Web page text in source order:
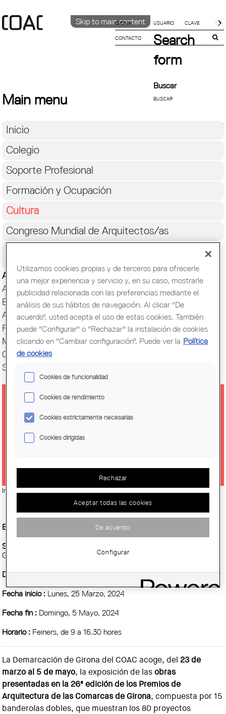
Skip to main content
IDIOMA
CATALÀ
CONTACTO
Search
form
Buscar
Main menu
Inicio
Colegio
Soporte Profesional
Formación y Ocupación
Cultura
Congreso Mundial de Arquitectos/as
Actualidad
Actos y Exposiciones
Biblioteca
Archivo histórico
Publicaciones
Muestras de Arquitectura
Oficina del Paisaje
Setmana Arquitectura
EXPOSICIÓN 'OBRAS
PRESENTADAS EN LOS PREMIOS
DE ARQUITECTURA DE LES
Imatge:© Col·legi d'Arquitectes de Catalunya (COAC)
Entidad Organizadora :
COAC
Sitio :
Girona del COAC. Pl. Catedral, 8. Girona
Demarcación :Girona
Fecha inicio : Lunes, 25 Marzo, 2024
Fecha fin : Domingo, 5 Mayo, 2024
Horario : Feiners, de 9 a 16.30 hores
La Demarcación de Girona del COAC acoge, del 23 de
marzo al 5 de mayo, la exposición de lasobras
presentadas en la 26ª edición de los Premios de
Arquitectura de las Comarcas de Girona, compuesta por 15
banderolas dobles, que muestran los 80 proyectos
Utilizamos cookies propias y de terceros para ofrecerle
una mejor experiencia y servicio y, en su caso, mostrarle
publicidad relacionada con las preferencias mediante el
análisis de sus hábitos de navegación. Al clicar "De
acuerdo", usted acepta el uso de estas cookies. También
puede "Configurar" o "Rechazar" la instalación de cookies
clicando en "Cambiar configuración". Puede ver la Política
de cookies
Cookies de funcionalidad
Cookies de rendimiento
Cookies estrictamente necesarias
Cookies dirigidas
Rechazar
Aceptar todas las cookies
De acuerdo
Configurar